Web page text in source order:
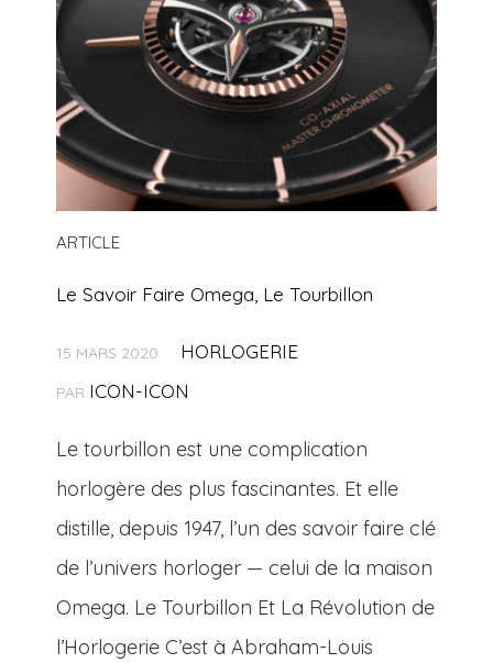
ARTICLE
Le Savoir Faire Omega, Le Tourbillon
15 MARS 2020 HORLOGERIE
PAR ICON-ICON
Le tourbillon est une complication
horlogère des plus fascinantes. Et elle
distille, depuis 1947, l’un des savoir faire clé
de l’univers horloger — celui de la maison
Omega. Le Tourbillon Et La Révolution de
l’Horlogerie C’est à Abraham-Louis